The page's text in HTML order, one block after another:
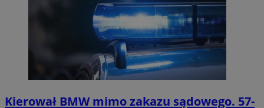
Kierował BMW mimo zakazu sądowego. 57-